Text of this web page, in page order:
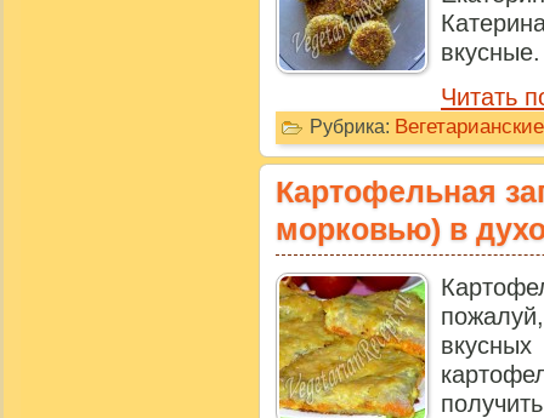
Читать
Рубрика:
Картофельная
морковью) в